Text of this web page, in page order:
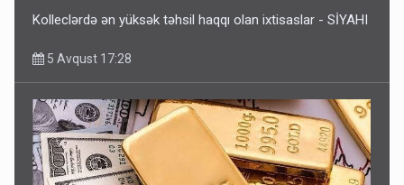
Kolleclərdə ən yüksək təhsil haqqı olan ixtisaslar - SİYAHI
5 Avqust 17:28